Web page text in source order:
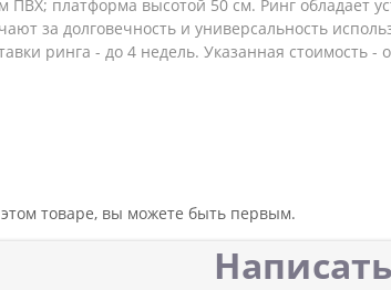
платформа высотой 50 см. Ринг обладает
за долговечность и универсальность
ринга - до 4 недель. Указанная стоимость
товаре, вы можете быть первым.